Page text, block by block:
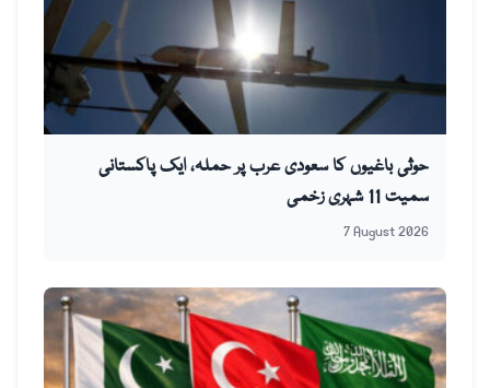
حوثی باغیوں کا سعودی عرب پر حملہ، ایک پاکستانی
سمیت 11 شہری زخمی
7 August 2026